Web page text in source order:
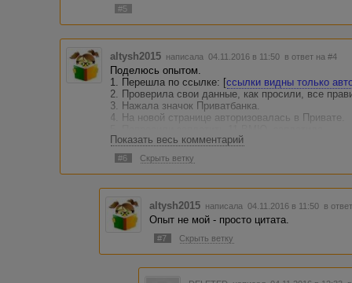
#5
altysh2015 написала 04.11.2016 в 11:50 в ответ на #4
Поделюсь опытом.
1. Перешла по ссылке: [ссылки видны только
2. Проверила свои данные, как просили, все
3. Нажала значок Приватбанка.
4. На новой странице авторизовалась в Привате.
6. Через время на почту пришло письмо, где
получение начального аттестата.
7. Перешла по ссылке, заполнила.
8. Просили подождать 1-2 рабочих дня, но
аттестата пришло чуть ли не через пару минут.
Показать весь комментарий
#6 Скрыть ветку
altysh2015 написала 04.11.2016 в 11:50 в
Опыт не мой - просто цитата.
#7 Скрыть ветку